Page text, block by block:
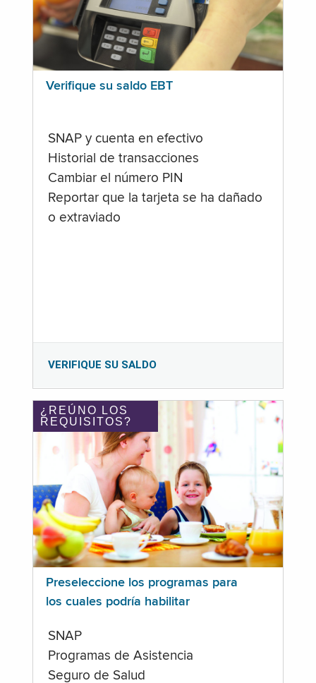
Verifique su saldo EBT
SNAP y cuenta en efectivo
Historial de transacciones
Cambiar el número PIN
Reportar que la tarjeta se ha dañado
o extraviado
VERIFIQUE SU SALDO
¿REÚNO LOS
REQUISITOS?
Preseleccione los programas para
los cuales podría habilitar
SNAP
Programas de Asistencia
Seguro de Salud